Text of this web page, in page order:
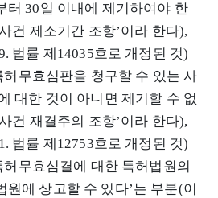
터 30일 이내에 제기하여야 한
건 제소기간 조항’이라 한다),
법률 제14035호로 개정된 것)
허무효심판을 청구할 수 있는 사
대한 것이 아니면 제기할 수 없
건 재결주의 조항’이라 한다),
법률 제12753호로 개정된 것)
무효심결에 대한 특허법원의
에 상고할 수 있다’는 부분(이